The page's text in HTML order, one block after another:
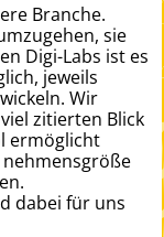
Branche.
sie
Digi-Labs ist es
jeweils
Wir
zitierten Blick
ermöglicht
dabei für uns